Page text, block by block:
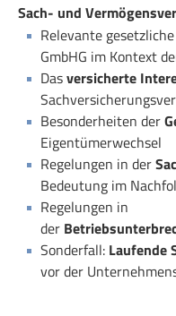
Sach- und
Relevante
GmbHG im Kontext
Dasversicherte
Besonderheiten der
Eigentümerwechsel
Regelungen in der
Bedeutung im
Regelungen in
der
Sonderfall: Laufende
vor der